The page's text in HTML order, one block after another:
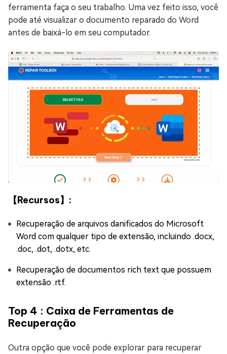
ferramenta faça o seu trabalho. Uma vez feito isso, você
pode até visualizar o documento reparado do Word
antes de baixá-lo em seu computador.
【Recursos】:
Recuperação de arquivos danificados do Microsoft
Word com qualquer tipo de extensão, incluindo .docx,
.doc, .dot, .dotx, etc.
Recuperação de documentos rich text que possuem
extensão .rtf.
Top 4 : Caixa de Ferramentas de
Recuperação
Outra opção que você pode explorar para recuperar